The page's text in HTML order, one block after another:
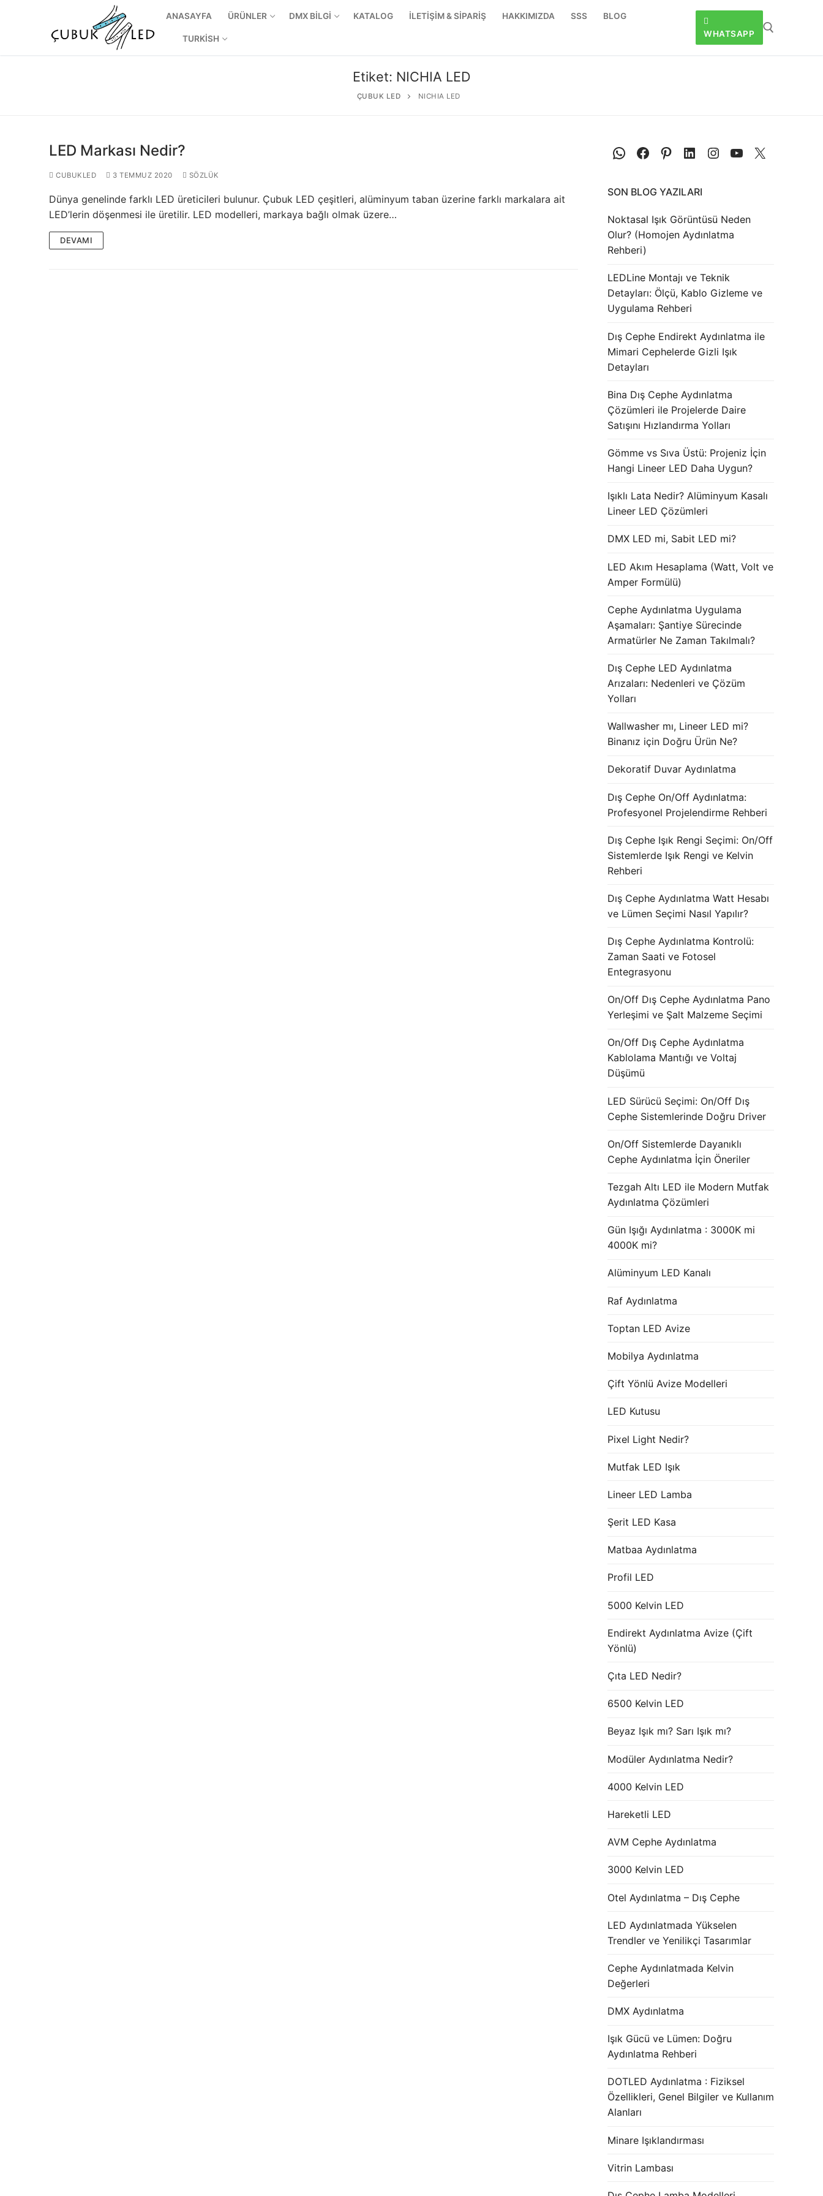
ANASAYFA ÜRÜNLER DMX BİLGİ KATALOG İLETİŞİM & SİPARİŞ HAKKIMIZDA SSS BLOG
TURKISH WHATSAPP
ANASAYFA
Etiket: NICHIA LED
ÇUBUK LED NICHIA LED
LED Markası Nedir?
CUBUKLED 3 TEMMUZ 2020 SÖZLÜK
Dünya genelinde farklı LED üreticileri bulunur. Çubuk LED çeşitleri, alüminyum taban üzerine farklı markalara ait
LED’lerin döşenmesi ile üretilir. LED modelleri, markaya bağlı olmak üzere…
DEVAMI
SON BLOG YAZILARI
Noktasal Işık Görüntüsü Neden
Olur? (Homojen Aydınlatma
Rehberi)
LEDLine Montajı ve Teknik
Detayları: Ölçü, Kablo Gizleme ve
Uygulama Rehberi
Dış Cephe Endirekt Aydınlatma ile
Mimari Cephelerde Gizli Işık
Detayları
Bina Dış Cephe Aydınlatma
Çözümleri ile Projelerde Daire
Satışını Hızlandırma Yolları
Gömme vs Sıva Üstü: Projeniz İçin
Hangi Lineer LED Daha Uygun?
Işıklı Lata Nedir? Alüminyum Kasalı
Lineer LED Çözümleri
DMX LED mi, Sabit LED mi?
LED Akım Hesaplama (Watt, Volt ve
Amper Formülü)
Cephe Aydınlatma Uygulama
Aşamaları: Şantiye Sürecinde
Armatürler Ne Zaman Takılmalı?
Dış Cephe LED Aydınlatma
Arızaları: Nedenleri ve Çözüm
Yolları
Wallwasher mı, Lineer LED mi?
Binanız için Doğru Ürün Ne?
Dekoratif Duvar Aydınlatma
Dış Cephe On/Off Aydınlatma:
Profesyonel Projelendirme Rehberi
Dış Cephe Işık Rengi Seçimi: On/Off
Sistemlerde Işık Rengi ve Kelvin
Rehberi
Dış Cephe Aydınlatma Watt Hesabı
ve Lümen Seçimi Nasıl Yapılır?
Dış Cephe Aydınlatma Kontrolü:
Zaman Saati ve Fotosel
Entegrasyonu
On/Off Dış Cephe Aydınlatma Pano
Yerleşimi ve Şalt Malzeme Seçimi
On/Off Dış Cephe Aydınlatma
Kablolama Mantığı ve Voltaj
Düşümü
LED Sürücü Seçimi: On/Off Dış
Cephe Sistemlerinde Doğru Driver
On/Off Sistemlerde Dayanıklı
Cephe Aydınlatma İçin Öneriler
Tezgah Altı LED ile Modern Mutfak
Aydınlatma Çözümleri
Gün Işığı Aydınlatma : 3000K mi
4000K mi?
Alüminyum LED Kanalı
Raf Aydınlatma
Toptan LED Avize
Mobilya Aydınlatma
Çift Yönlü Avize Modelleri
LED Kutusu
Pixel Light Nedir?
Mutfak LED Işık
Lineer LED Lamba
Şerit LED Kasa
Matbaa Aydınlatma
Profil LED
5000 Kelvin LED
Endirekt Aydınlatma Avize (Çift
Yönlü)
Çıta LED Nedir?
6500 Kelvin LED
Beyaz Işık mı? Sarı Işık mı?
Modüler Aydınlatma Nedir?
4000 Kelvin LED
Hareketli LED
AVM Cephe Aydınlatma
3000 Kelvin LED
Otel Aydınlatma – Dış Cephe
LED Aydınlatmada Yükselen
Trendler ve Yenilikçi Tasarımlar
Cephe Aydınlatmada Kelvin
Değerleri
DMX Aydınlatma
Işık Gücü ve Lümen: Doğru
Aydınlatma Rehberi
DOTLED Aydınlatma : Fiziksel
Özellikleri, Genel Bilgiler ve Kullanım
Alanları
Minare Işıklandırması
Vitrin Lambası